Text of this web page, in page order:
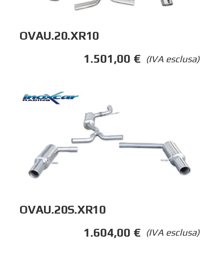
OVAU.20.XR10
(IVA esclusa)
1.501,00 €
OVAU.20S.XR10
(IVA esclusa)
1.604,00 €